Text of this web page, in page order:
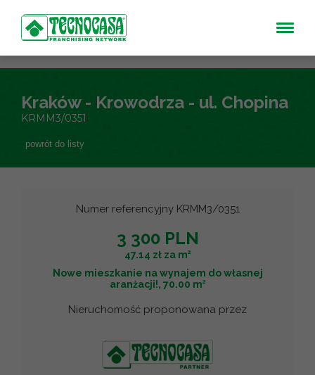
Kraków - Krowodrza - ul. Chopina
KRMM3/0351
powrót do listy
Numer referencyjny KRMM3/0351
3 300 PLN
47.14 zł za m2
Nowe mieszkanie na wynajem do własnej
aranżacji!, 70.00 m2
Nieruchomość proponowana przez